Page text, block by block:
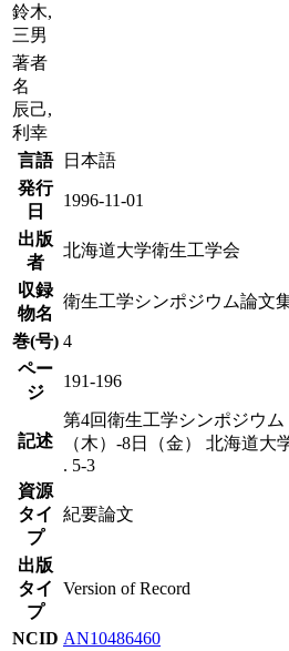
鈴木,
三男
著者
名
辰己,
利幸
言語
日本語
発行
日
1996-11-01
出版
者
北海道大学衛生工学会
収録
物名
衛生工学シンポジウム論文
巻(号) 4
ペー
ジ
191-196
記述
第4回衛生工学シンポジウム
（木）-8日（金） 北海道大
. 5-3
資源
タイ
プ
紀要論文
出版
タイ
プ
Version of Record
NCID AN10486460